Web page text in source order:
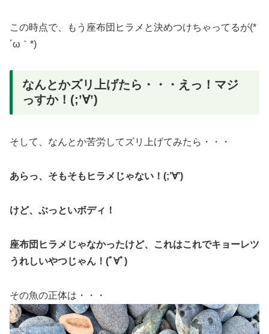
この時点で、もう座布団ヒラメと決めつけちゃってるが(*
´ω｀*)
なんとかズリ上げたら・・・えっ！マジ
っすか！(;’∀’)
そして、なんとか苦労してズリ上げてみたら・・・
あらっ、そもそもヒラメじゃない！(;’∀’)
けど、ぶっといボディ！
座布団ヒラメじゃなかったけど、これはこれでキョーレツ
うれしいやつじゃん！(ﾟ∀ﾟ)
その魚の正体は・・・